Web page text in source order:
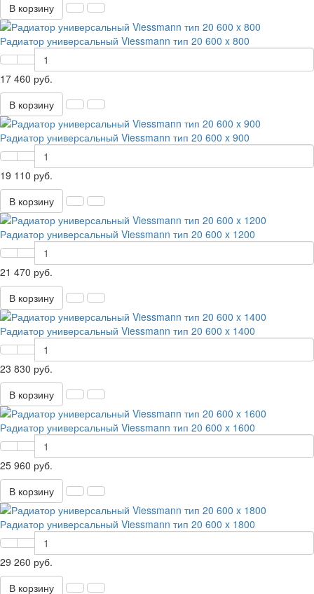
В корзину
Радиатор универсальный Viessmann тип 20 600 x 800
17 460 руб.
В корзину
Радиатор универсальный Viessmann тип 20 600 x 900
19 110 руб.
В корзину
Радиатор универсальный Viessmann тип 20 600 x 1200
21 470 руб.
В корзину
Радиатор универсальный Viessmann тип 20 600 x 1400
23 830 руб.
В корзину
Радиатор универсальный Viessmann тип 20 600 x 1600
25 960 руб.
В корзину
Радиатор универсальный Viessmann тип 20 600 x 1800
29 260 руб.
В корзину